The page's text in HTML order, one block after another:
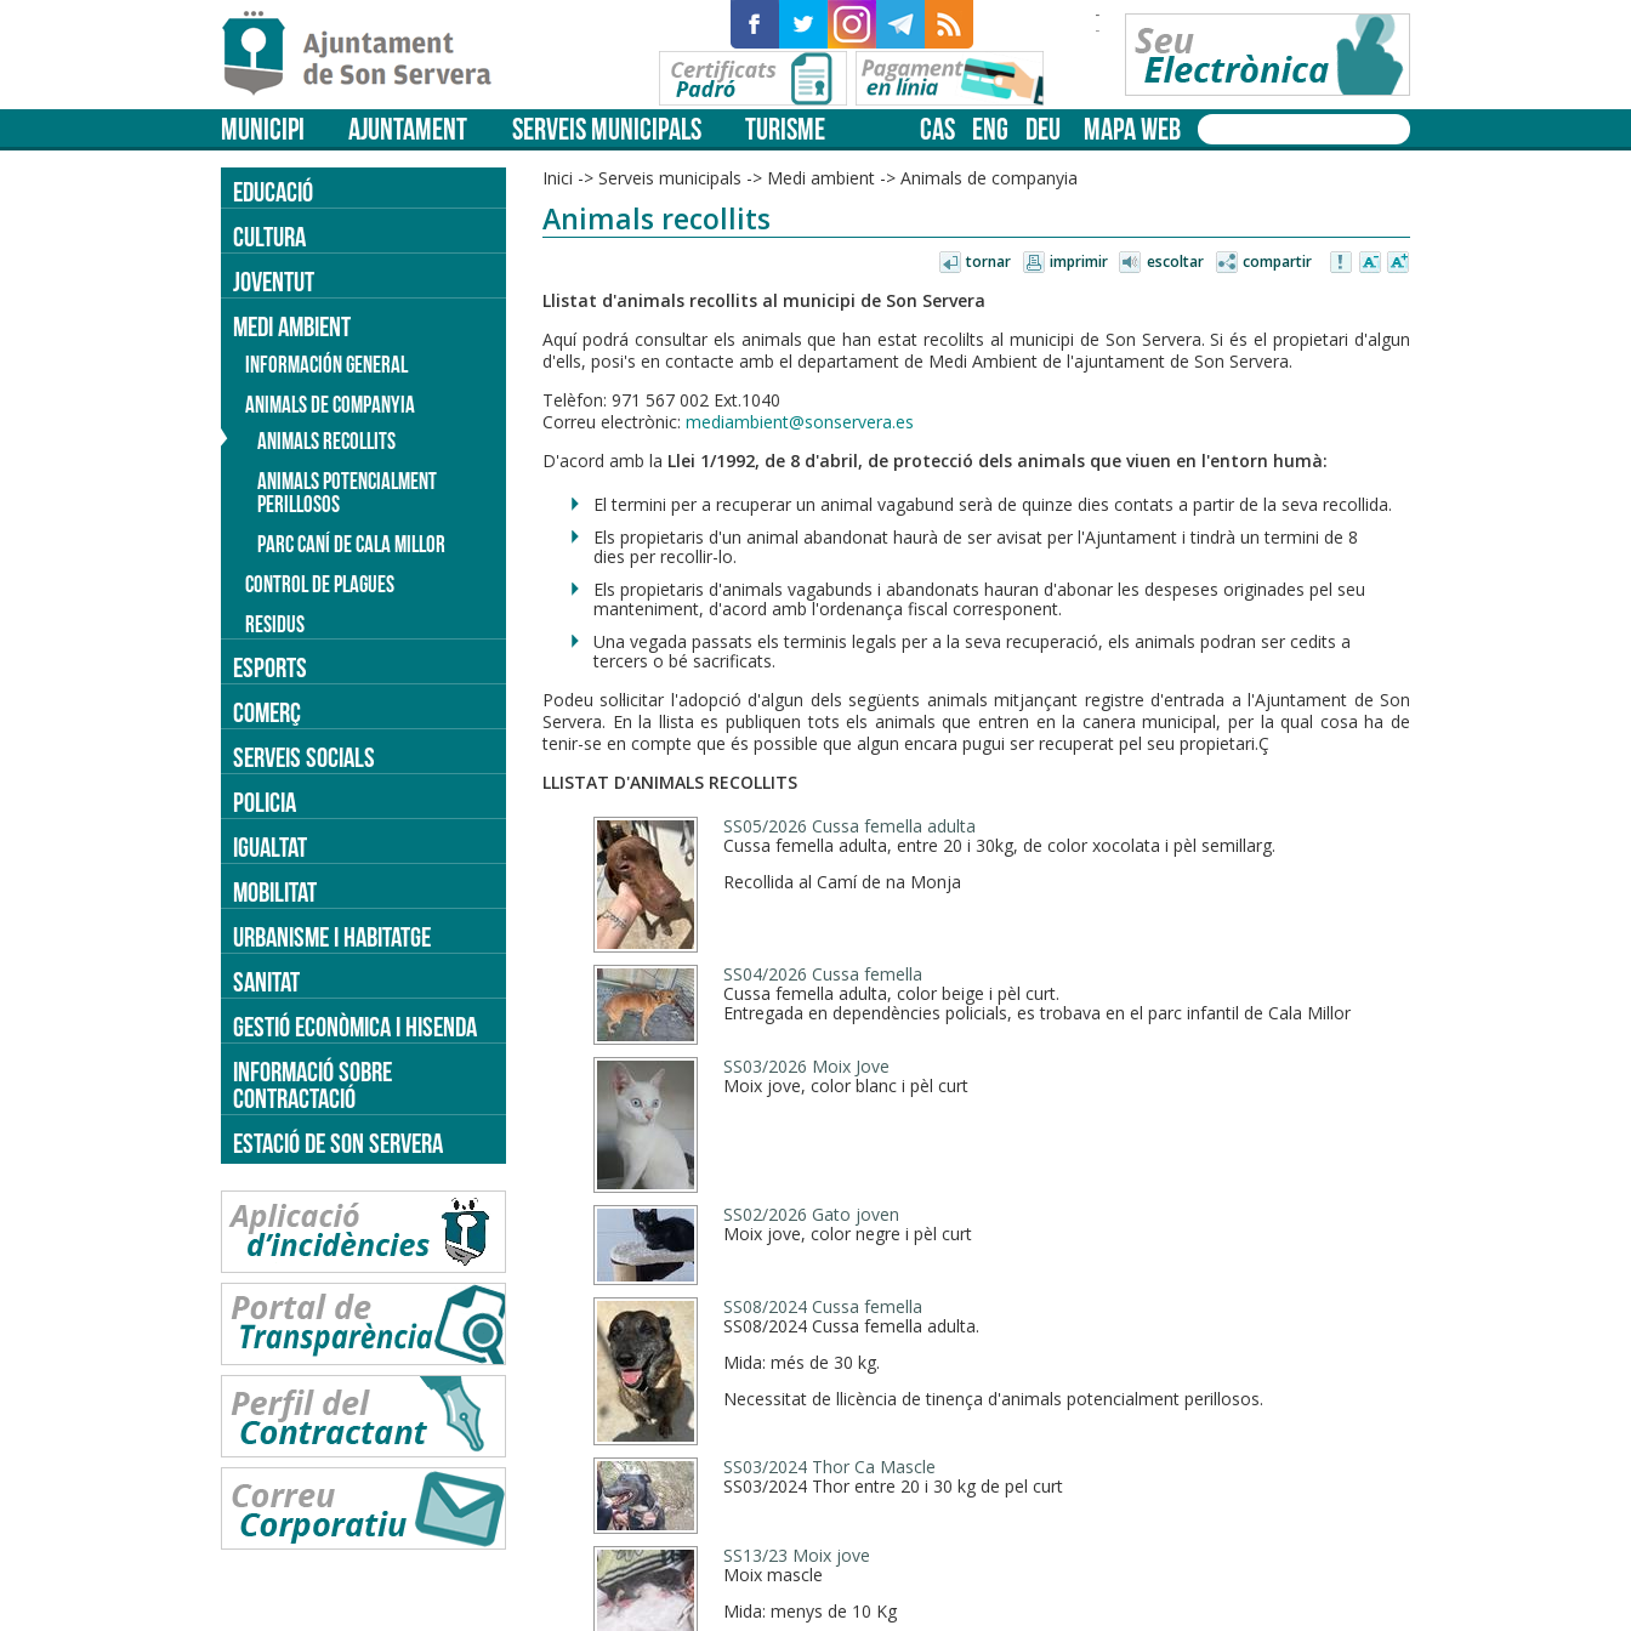
-
-
MUNICIPI AJUNTAMENT SERVEIS MUNICIPALS TURISME CAS ENG DEU MAPA WEB
Inici -> Serveis municipals -> Medi ambient -> Animals de companyia
Animals recollits
tornar imprimir escoltar compartir
Llistat d'animals recollits al municipi de Son Servera
Aquí podrá consultar els animals que han estat recolilts al municipi de Son Servera. Si és el propietari d'algun
d'ells, posi's en contacte amb el departament de Medi Ambient de l'ajuntament de Son Servera.
Telèfon: 971 567 002 Ext.1040
Correu electrònic: mediambient@sonservera.es
D'acord amb la Llei 1/1992, de 8 d'abril, de protecció dels animals que viuen en l'entorn humà:
El termini per a recuperar un animal vagabund serà de quinze dies contats a partir de la seva recollida.
Els propietaris d'un animal abandonat haurà de ser avisat per l'Ajuntament i tindrà un termini de 8
dies per recollir-lo.
Els propietaris d'animals vagabunds i abandonats hauran d'abonar les despeses originades pel seu
manteniment, d'acord amb l'ordenança fiscal corresponent.
Una vegada passats els terminis legals per a la seva recuperació, els animals podran ser cedits a
tercers o bé sacrificats.
Podeu sol·licitar l'adopció d'algun dels següents animals mitjançant registre d'entrada a l'Ajuntament de Son
Servera. En la llista es publiquen tots els animals que entren en la canera municipal, per la qual cosa ha de
tenir-se en compte que és possible que algun encara pugui ser recuperat pel seu propietari.Ç
LLISTAT D'ANIMALS RECOLLITS
SS05/2026 Cussa femella adulta
Cussa femella adulta, entre 20 i 30kg, de color xocolata i pèl semillarg.
Recollida al Camí de na Monja
SS04/2026 Cussa femella
Cussa femella adulta, color beige i pèl curt.
Entregada en dependències policials, es trobava en el parc infantil de Cala Millor
SS03/2026 Moix Jove
Moix jove, color blanc i pèl curt
SS02/2026 Gato joven
Moix jove, color negre i pèl curt
SS08/2024 Cussa femella
SS08/2024 Cussa femella adulta.
Mida: més de 30 kg.
Necessitat de llicència de tinença d'animals potencialment perillosos.
SS03/2024 Thor Ca Mascle
SS03/2024 Thor entre 20 i 30 kg de pel curt
SS13/23 Moix jove
Moix mascle
Mida: menys de 10 Kg
EDUCACIÓ
CULTURA
JOVENTUT
MEDI AMBIENT
INFORMACIÓN GENERAL
ANIMALS DE COMPANYIA
ANIMALS RECOLLITS
ANIMALS POTENCIALMENT
PERILLOSOS
PARC CANÍ DE CALA MILLOR
CONTROL DE PLAGUES
RESIDUS
ESPORTS
COMERÇ
SERVEIS SOCIALS
POLICIA
IGUALTAT
MOBILITAT
URBANISME I HABITATGE
SANITAT
GESTIÓ ECONÒMICA I HISENDA
INFORMACIÓ SOBRE
CONTRACTACIÓ
ESTACIÓ DE SON SERVERA